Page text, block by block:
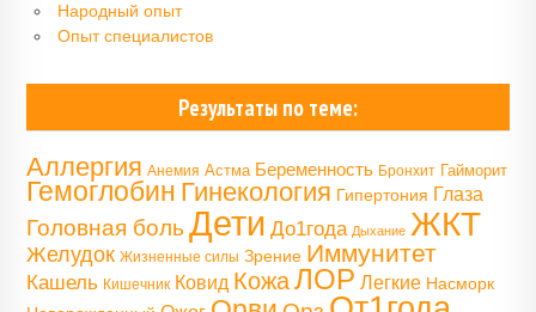
Народный опыт
Опыт специалистов
Результаты по теме:
Аллергия Анемия Астма Беременность Бронхит Гайморит
Гемоглобин Гинекология Гипертония Глаза
Головная боль Дети До1года Дыхание ЖКТ
Желудок Жизненные силы Зрение Иммунитет
Кашель Кишечник Ковид Кожа ЛОР Легкие Насморк